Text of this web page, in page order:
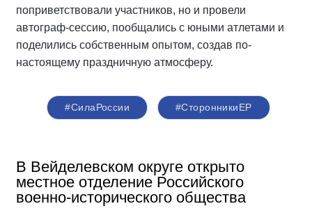
поприветствовали участников, но и провели
автограф-сессию, пообщались с юными атлетами и
поделились собственным опытом, создав по-
настоящему праздничную атмосферу.
#СилаРоссии #СторонникиЕР
В Вейделевском округе открыто
местное отделение Российского
военно-исторического общества